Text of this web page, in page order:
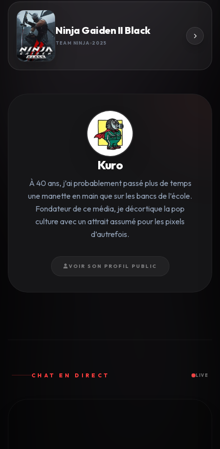
Ninja Gaiden II Black
TEAM NINJA 2025
Kuro
À 40 ans, j’ai probablement passé plus de temps
une manette en main que sur les bancs de l’école.
Fondateur de ce média, je décortique la pop
culture avec un attrait assumé pour les pixels
d’autrefois.
VOIR SON PROFIL PUBLIC
CHAT EN DIRECT LIVE